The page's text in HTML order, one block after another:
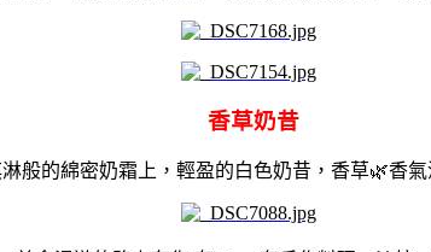
香草奶昔
般的綿密奶霜上，輕盈的白色奶昔，香草🌿香氣